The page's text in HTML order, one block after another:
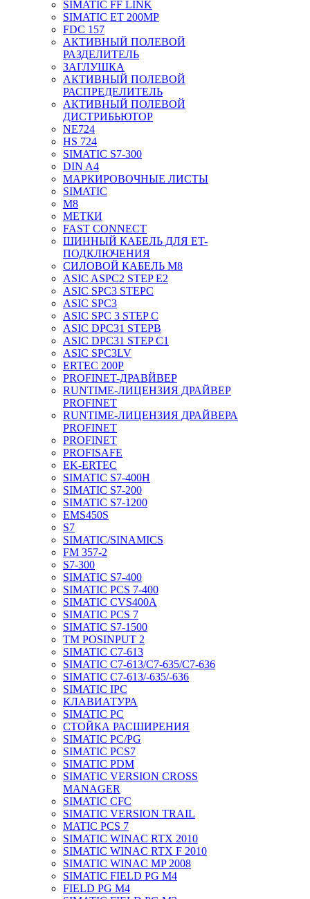
SIMATIC FF LINK
SIMATIC ET 200MP
FDC 157
АКТИВНЫЙ ПОЛЕВОЙ
РАЗДЕЛИТЕЛЬ
ЗАГЛУШКА
АКТИВНЫЙ ПОЛЕВОЙ
РАСПРЕДЕЛИТЕЛЬ
АКТИВНЫЙ ПОЛЕВОЙ
ДИСТРИБЬЮТОР
NE724
HS 724
SIMATIC S7-300
DIN A4
МАРКИРОВОЧНЫЕ ЛИСТЫ
SIMATIC
M8
МЕТКИ
FAST CONNECT
ШИННЫЙ КАБЕЛЬ ДЛЯ ET-
ПОДКЛЮЧЕНИЯ
СИЛОВОЙ КАБЕЛЬ M8
ASIC ASPC2 STEP E2
ASIC SPC3 STEPC
ASIC SPC3
ASIC SPC 3 STEP C
ASIC DPC31 STEPB
ASIC DPC31 STEP C1
ASIC SPC3LV
ERTEC 200P
PROFINET-ДРАВЙВЕР
RUNTIME-ЛИЦЕНЗИЯ ДРАЙВЕР
PROFINET
RUNTIME-ЛИЦЕНЗИЯ ДРАЙВЕРА
PROFINET
PROFINET
PROFISAFE
EK-ERTEC
SIMATIC S7-400H
SIMATIC S7-200
SIMATIC S7-1200
EMS450S
S7
SIMATIC/SINAMICS
FM 357-2
S7-300
SIMATIC S7-400
SIMATIC PCS 7-400
SIMATIC CVS400A
SIMATIC PCS 7
SIMATIC S7-1500
TM POSINPUT 2
SIMATIC C7-613
SIMATIC C7-613/C7-635/C7-636
SIMATIC C7-613/-635/-636
SIMATIC IPC
КЛАВИАТУРА
SIMATIC PC
СТОЙКА РАСШИРЕНИЯ
SIMATIC PC/PG
SIMATIC PCS7
SIMATIC PDM
SIMATIC VERSION CROSS
MANAGER
SIMATIC CFC
SIMATIC VERSION TRAIL
MATIC PCS 7
SIMATIC WINAC RTX 2010
SIMATIC WINAC RTX F 2010
SIMATIC WINAC MP 2008
SIMATIC FIELD PG M4
FIELD PG M4